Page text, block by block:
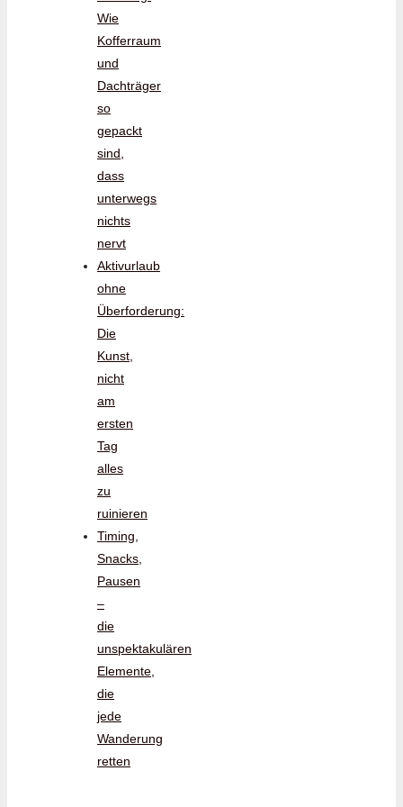
Wie
Kofferraum
und
Dachträger
so
gepackt
sind,
dass
unterwegs
nichts
nervt
Aktivurlaub
ohne
Überforderung:
Die
Kunst,
nicht
am
ersten
Tag
alles
zu
ruinieren
Timing,
Snacks,
Pausen
–
die
unspektakulären
Elemente,
die
jede
Wanderung
retten